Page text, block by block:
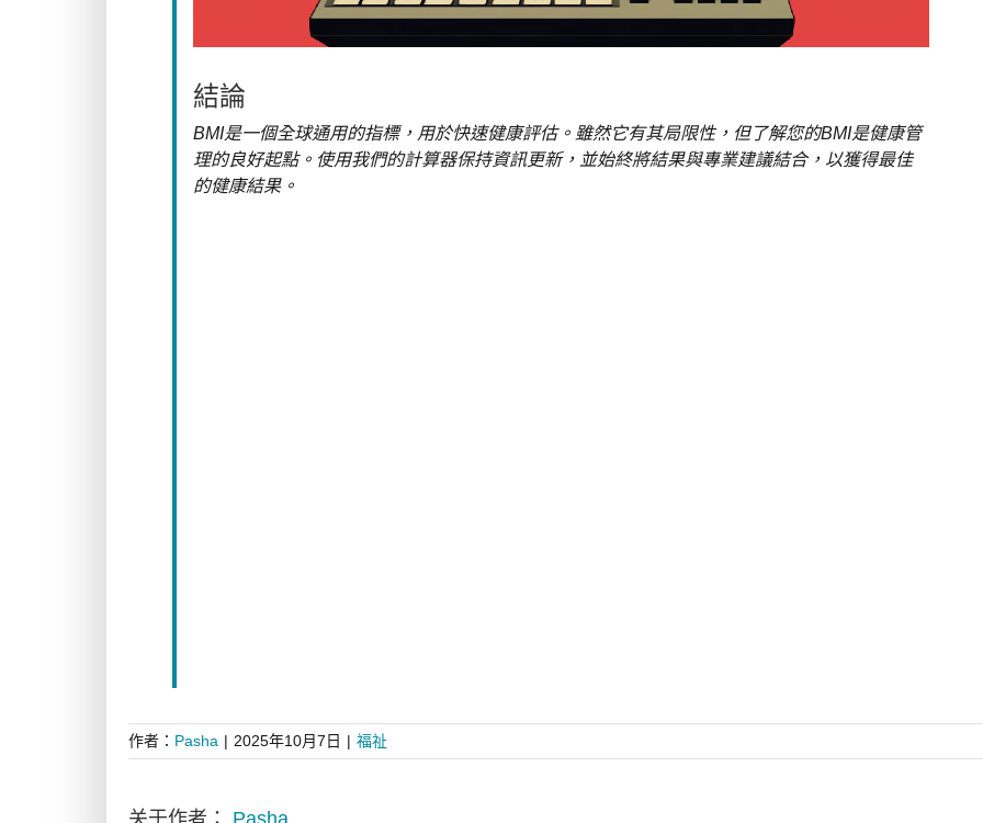
結論
BMI是一個全球通用的指標，用於快速健康評估。雖然它有其局限性，但了解您的BMI是健康管
理的良好起點。使用我們的計算器保持資訊更新，並始終將結果與專業建議結合，以獲得最佳
的健康結果。
作者： Pasha | 2025年10月7日 | 福祉
关于作者： Pasha